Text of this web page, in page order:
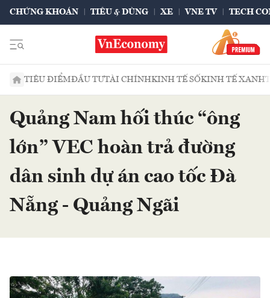
CHỨNG KHOÁN TIÊU & DÙNG XE VNE TV TECH
TIÊU ĐIỂMĐẦU TƯTÀI CHÍNHKINH TẾ SỐKINH TẾ XANH
Quảng Nam hối thúc “ông
lớn” VEC hoàn trả đường
dân sinh dự án cao tốc Đà
Nẵng - Quảng Ngãi